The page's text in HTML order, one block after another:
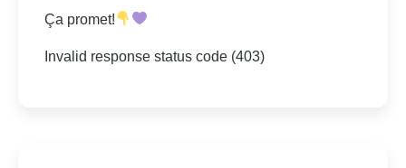
Ça promet!
Invalid response status code (403)